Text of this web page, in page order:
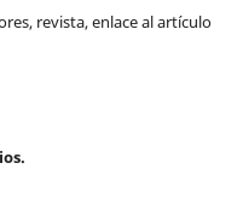
revista, enlace al artículo